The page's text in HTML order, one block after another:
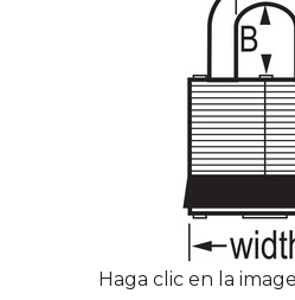
Haga clic en la